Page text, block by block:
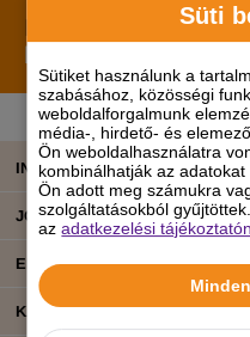
Süti
Sütiket használunk a
szabásához, közösségi
weboldalforgalmunk
média-, hirdető- és
Ön weboldalhasználatra
kombinálhatják az
Ön adott meg számukra
szolgáltatásokból
azadatkezelési
Iratkozz fel
legújabb
INFORMÁCIÓK
JOGI TUDNIVALÓK
ELÉRHETŐSÉGEINK
KATEGÓRIÁK